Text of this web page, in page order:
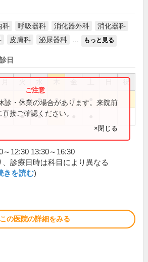
科 呼吸器科 消化器外科
消化器科
皮膚科 泌尿器科 もっと見る
日
祝
● ● ● ● ●
● ● ● ●
診・休業の場合があります。来院前
接ご確認ください。
×閉じる
～12:30 13:30～16:30
、診療日時は科目により異なる
きを読む)
この医院の詳細をみる